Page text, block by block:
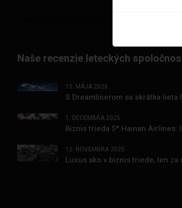
Naše recenzie leteckých
15. MÁJA 2026
S Dreamlinerom sa skrátka
1. DECEMBRA 2025
Biznis trieda 5* Hainan Airlines:
12. NOVEMBRA 2025
Luxus ako v biznis triede, len